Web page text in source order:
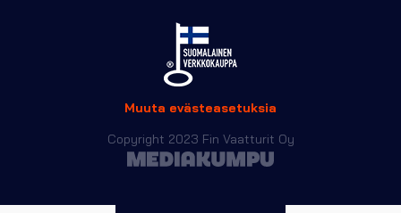
Muuta evästeasetuksia
Copyright 2023 Fin Vaatturit Oy